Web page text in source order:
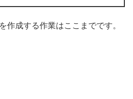
作成する作業はここまでです。